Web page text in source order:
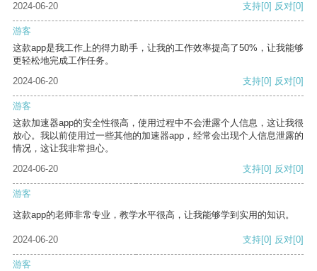
2024-06-20 支持[0] 反对[0]
游客
这款app是我工作上的得力助手，让我的工作效率提高了50%，让我能够
更轻松地完成工作任务。
2024-06-20
支持[0] 反对[0]
游客
这款加速器app的安全性很高，使用过程中不会泄露个人信息，这让我很
放心。我以前使用过一些其他的加速器app，经常会出现个人信息泄露的
情况，这让我非常担心。
2024-06-20
支持[0] 反对[0]
游客
这款app的老师非常专业，教学水平很高，让我能够学到实用的知识。
2024-06-20 支持[0] 反对[0]
游客